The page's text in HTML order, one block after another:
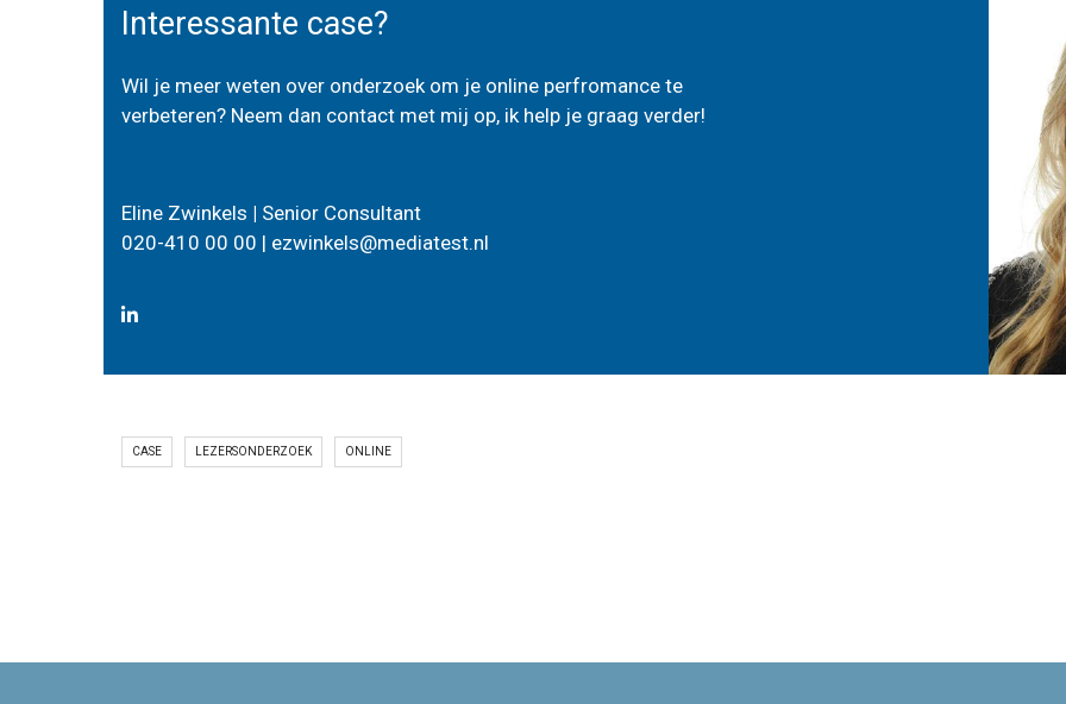
Interessante case?
Wil je meer weten over onderzoek om je online perfromance te
verbeteren? Neem dan contact met mij op, ik help je graag verder!
Eline Zwinkels | Senior Consultant
020-410 00 00 | ezwinkels@mediatest.nl
CASE LEZERSONDERZOEK ONLINE